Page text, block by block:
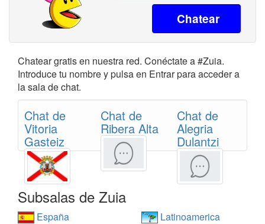
Chatear
Chatear gratis en nuestra red. Conéctate a #Zuia.
Introduce tu nombre y pulsa en Entrar para acceder a
la sala de chat.
Chat de
Vitoria
Gasteiz
Chat de
Ribera Alta
Chat de
Alegria
Dulantzi
Subsalas de Zuia
España
Latinoamerica